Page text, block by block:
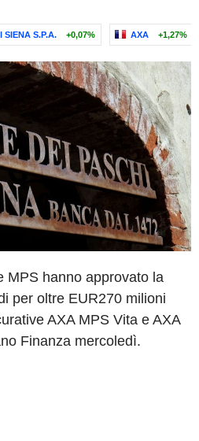
SIENA S.P.A. +0,07% AXA +1,27%
MPS hanno approvato la
per oltre EUR270 milioni
AXA MPS Vita e AXA
Finanza mercoledì.